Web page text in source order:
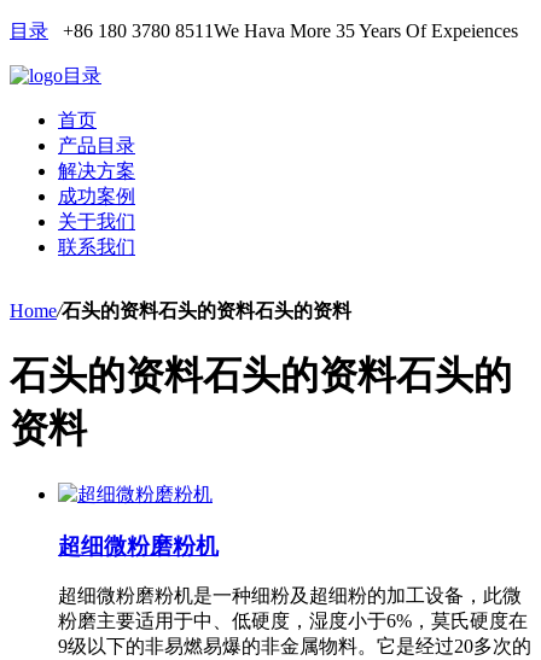
目录 +86 180 3780 8511We Hava More 35 Years Of Expeiences
目录
首页
产品目录
解决方案
成功案例
关于我们
联系我们
Home/石头的资料石头的资料石头的资料
石头的资料石头的资料石头的
资料
超细微粉磨粉机
超细微粉磨粉机是一种细粉及超细粉的加工设备，此微
粉磨主要适用于中、低硬度，湿度小于6%，莫氏硬度在
9级以下的非易燃易爆的非金属物料。它是经过20多次的